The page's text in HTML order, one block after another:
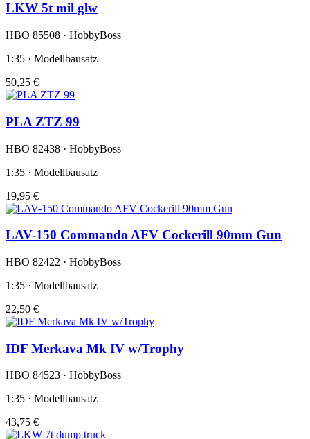
LKW 5t mil glw
HBO 85508 · HobbyBoss
1:35 · Modellbausatz
50,25 €
PLA ZTZ 99
HBO 82438 · HobbyBoss
1:35 · Modellbausatz
19,95 €
LAV-150 Commando AFV Cockerill 90mm Gun
HBO 82422 · HobbyBoss
1:35 · Modellbausatz
22,50 €
IDF Merkava Mk IV w/Trophy
HBO 84523 · HobbyBoss
1:35 · Modellbausatz
43,75 €